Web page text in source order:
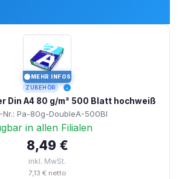
MEHR INFOS
ZUBEHÖR
Din A4 80 g/m² 500 Blatt hochweiß
Nr.: Pa-80g-DoubleA-500Bl
in allen Filialen
8,49 €
inkl. MwSt.
7,13 € netto